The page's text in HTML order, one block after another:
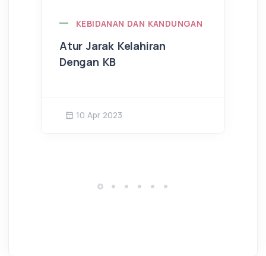
KEBIDANAN DAN KANDUNGAN
Atur Jarak Kelahiran
Dengan KB
10 Apr 2023